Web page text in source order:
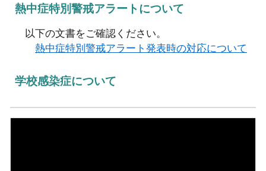
熱中症特別警戒アラートについて
以下の文書をご確認ください。
熱中症特別警戒アラート発表時の対応について
学校感染症について